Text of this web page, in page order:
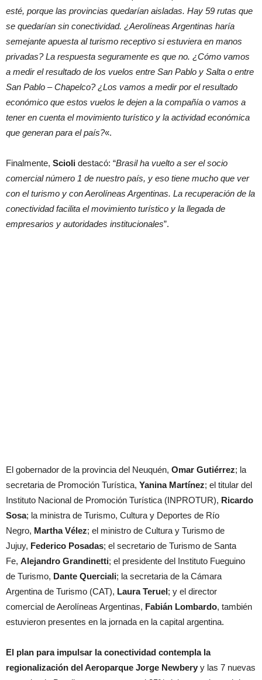
esté, porque las provincias quedarían aisladas. Hay 59 rutas que
se quedarían sin conectividad. ¿Aerolíneas Argentinas haría
semejante apuesta al turismo receptivo si estuviera en manos
privadas? La respuesta seguramente es que no. ¿Cómo vamos
a medir el resultado de los vuelos entre San Pablo y Salta o entre
San Pablo – Chapelco? ¿Los vamos a medir por el resultado
económico que estos vuelos le dejen a la compañía o vamos a
tener en cuenta el movimiento turístico y la actividad económica
que generan para el país?«.
Finalmente, Scioli destacó: “Brasil ha vuelto a ser el socio
comercial número 1 de nuestro país, y eso tiene mucho que ver
con el turismo y con Aerolíneas Argentinas. La recuperación de la
conectividad facilita el movimiento turístico y la llegada de
empresarios y autoridades institucionales”.
El gobernador de la provincia del Neuquén, Omar Gutiérrez; la
secretaria de Promoción Turística, Yanina Martínez; el titular del
Instituto Nacional de Promoción Turística (INPROTUR), Ricardo
Sosa; la ministra de Turismo, Cultura y Deportes de Río
Negro, Martha Vélez; el ministro de Cultura y Turismo de
Jujuy, Federico Posadas; el secretario de Turismo de Santa
Fe, Alejandro Grandinetti; el presidente del Instituto Fueguino
de Turismo, Dante Querciali; la secretaria de la Cámara
Argentina de Turismo (CAT), Laura Teruel; y el director
comercial de Aerolíneas Argentinas, Fabián Lombardo, también
estuvieron presentes en la jornada en la capital argentina.
El plan para impulsar la conectividad contempla la
regionalización del Aeroparque Jorge Newbery y las 7 nuevas